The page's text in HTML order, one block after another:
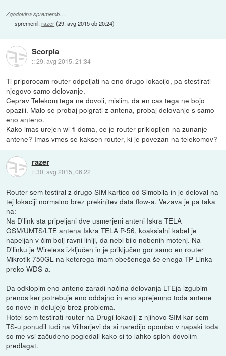
Zgodovina sprememb…
spremenil:razer(29. avg 2015 ob 20:24)
Scorpia
::29. avg 2015, 21:34
Ti priporocam router odpeljati na eno drugo lokacijo, pa stestirati
njegovo samo delovanje.
Ceprav Telekom tega ne dovoli, mislim, da en cas tega ne bojo
opazili. Malo se probaj poigrati z antena, probaj delovanje s samo
eno anteno.
Kako imas urejen wi-fi doma, ce je router priklopljen na zunanje
antene? Imas vmes se kaksen router, ki je povezan na telekomov?
razer
::30. avg 2015, 06:22
Router sem testiral z drugo SIM kartico od Simobila in je deloval na
tej lokaciji normalno brez prekinitev data flow-a. Vezava je pa taka
na:
Na D'link sta pripeljani dve usmerjeni anteni Iskra TELA
GSM/UMTS/LTE antena Iskra TELA P-56, koaksialni kabel je
napeljan v čim bolj ravni liniji, da nebi bilo nobenih motenj. Na
D'linku je Wireless izključen in je priključen gor samo en router
Mikrotik 750GL na keterega imam obešenega še enega TP-Linka
preko WDS-a.
Da odklopim eno anteno zaradi načina delovanja LTEja izgubim
prenos ker potrebuje eno oddajno in eno sprejemno toda antene
so nove in delujejo brez problema.
Hotel sem testirati router na Drugi lokaciji z njihovo SIM kar sem
TS-u ponudil tudi na Vilharjevi da si naredijo opombo v napaki toda
so me vsi začudeno pogledali kako si to lahko sploh dovolim
predlagat.